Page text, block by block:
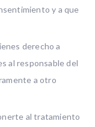
y a que
derecho a
al responsable del
a otro
al tratamiento